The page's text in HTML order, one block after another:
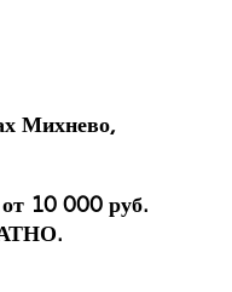
Михнево,
10 000 руб.